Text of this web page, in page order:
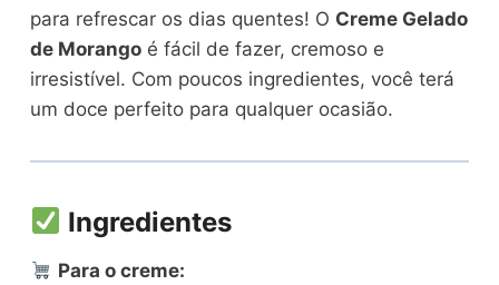
para refrescar os dias quentes! O Creme Gelado
de Morango é fácil de fazer, cremoso e
irresistível. Com poucos ingredientes, você terá
um doce perfeito para qualquer ocasião.
Ingredientes
Para o creme: